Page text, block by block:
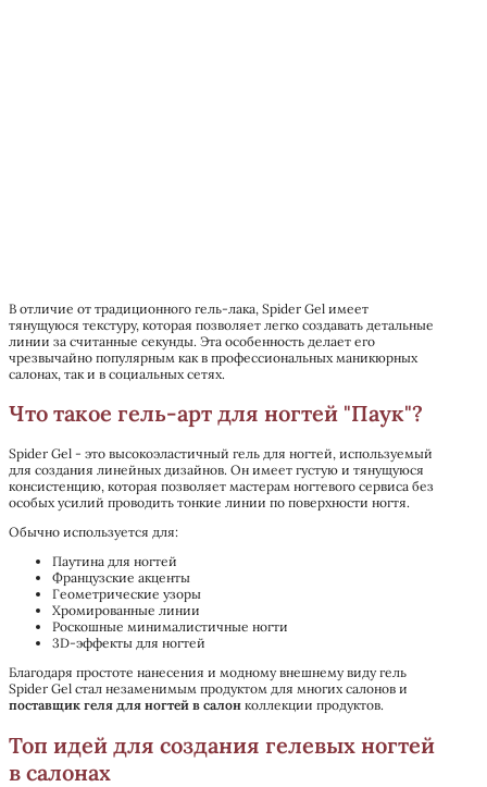
В отличие от традиционного гель-лака, Spider Gel имеет
тянущуюся текстуру, которая позволяет легко создавать детальные
линии за считанные секунды. Эта особенность делает его
чрезвычайно популярным как в профессиональных маникюрных
салонах, так и в социальных сетях.
Что такое гель-арт для ногтей "Паук"?
Spider Gel - это высокоэластичный гель для ногтей, используемый
для создания линейных дизайнов. Он имеет густую и тянущуюся
консистенцию, которая позволяет мастерам ногтевого сервиса без
особых усилий проводить тонкие линии по поверхности ногтя.
Обычно используется для:
Паутина для ногтей
Французские акценты
Геометрические узоры
Хромированные линии
Роскошные минималистичные ногти
3D-эффекты для ногтей
Благодаря простоте нанесения и модному внешнему виду гель
Spider Gel стал незаменимым продуктом для многих салонов и
поставщик геля для ногтей в салон коллекции продуктов.
Топ идей для создания гелевых ногтей
в салонах